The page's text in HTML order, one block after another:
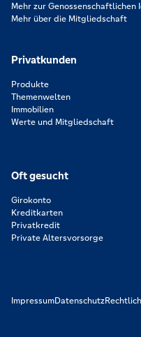
Mehr zur Genossenschaftlichen
Mehr über die Mitgliedschaft
Privatkunden
Produkte
Themenwelten
Immobilien
Werte und Mitgliedschaft
Oft gesucht
Girokonto
Kreditkarten
Privatkredit
Private Altersvorsorge
ImpressumDatenschutz